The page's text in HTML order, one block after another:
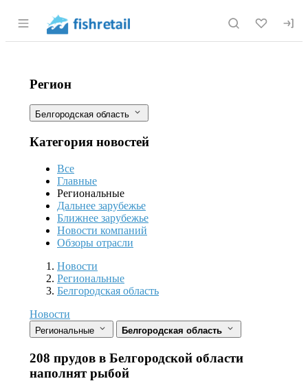
Раздел навигации по сайту fishretail.ru
208 прудов в Белгородской области
Фильтры
Регион
Белгородская область
Категория новостей
Все
Главные
Региональные
Дальнее зарубежье
Ближнее зарубежье
Новости компаний
Обзоры отрасли
Новости
Разделы
Новости
Региональные
Белгородская область
Новости
Региональные Белгородская область
208 прудов в Белгородской области
наполнят рыбой